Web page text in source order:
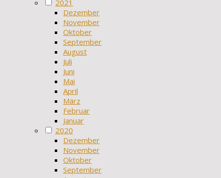
2021
Dezember
November
Oktober
September
August
Juli
Juni
Mai
April
März
Februar
Januar
2020
Dezember
November
Oktober
September